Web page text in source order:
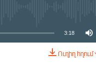
ՏԱՐԱԾԵԼ
3:18
Ուղիղ հղում